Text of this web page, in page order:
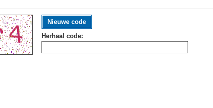
Nieuwe code
Herhaal code: